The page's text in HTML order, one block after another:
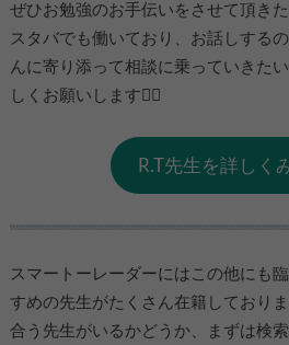
ぜひお勉強のお手伝いをさせて頂きた
スタバでも働いており、お話しする
んに寄り添って相談に乗っていきた
しくお願いします🙇‍♀️
R.T先生を詳しく
スマートーレーダーにはこの他にも
すめの先生がたくさん在籍しており
合う先生がいるかどうか、まずは検